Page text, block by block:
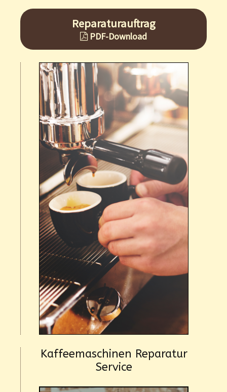
Reparaturauftrag
PDF-Download
Kaffeemaschinen Reparatur
Service